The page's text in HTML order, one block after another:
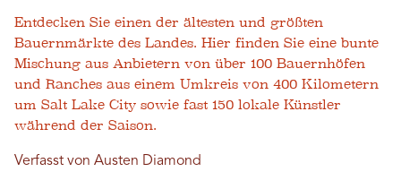
Entdecken Sie einen der ältesten und größten
Bauernmärkte des Landes. Hier finden Sie eine bunte
Mischung aus Anbietern von über 100 Bauernhöfen
und Ranches aus einem Umkreis von 400 Kilometern
um Salt Lake City sowie fast 150 lokale Künstler
während der Saison.
Verfasst von Austen Diamond